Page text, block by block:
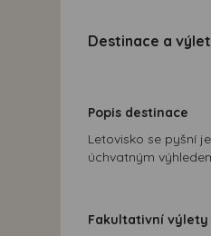
Destinace a
Popis destinace
Letovisko se pyšní
úchvatným
Fakultativní výlety